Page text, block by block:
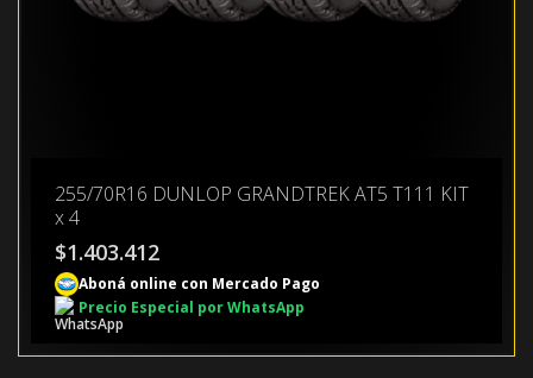
255/70R16 DUNLOP GRANDTREK AT5 T111 KIT
x 4
$1.403.412
Aboná online con Mercado Pago
Precio Especial por WhatsApp